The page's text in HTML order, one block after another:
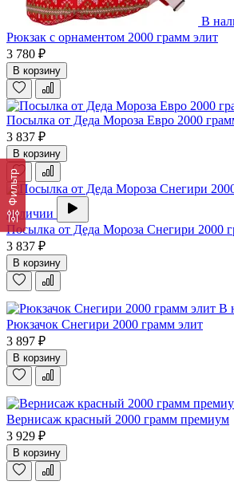
В
Рюкзак с орнаментом 2000 грамм элит
3 780 ₽
В корзину
Посылка от Деда Мороза Евро 2000
3 837 ₽
В корзину
наличии
Посылка от Деда Мороза Снегири 2000
3 837 ₽
В корзину
В
Рюкзачок Снегири 2000 грамм элит
3 897 ₽
В корзину
Вернисаж красный 2000 грамм премиум
3 929 ₽
В корзину
Фильтр